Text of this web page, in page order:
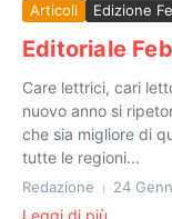
Articoli Edizione
Editoriale
Care lettrici, cari
nuovo anno si
che sia migliore di
tutte le regioni...
Redazione 24